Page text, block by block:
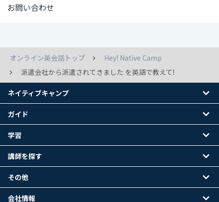
お問い合わせ
オンライン英会話トップ
Hey! Native Camp
派遣会社から派遣されてきました を英語で教えて!
ネイティブキャンプ
ガイド
学習
講師を探す
その他
会社情報